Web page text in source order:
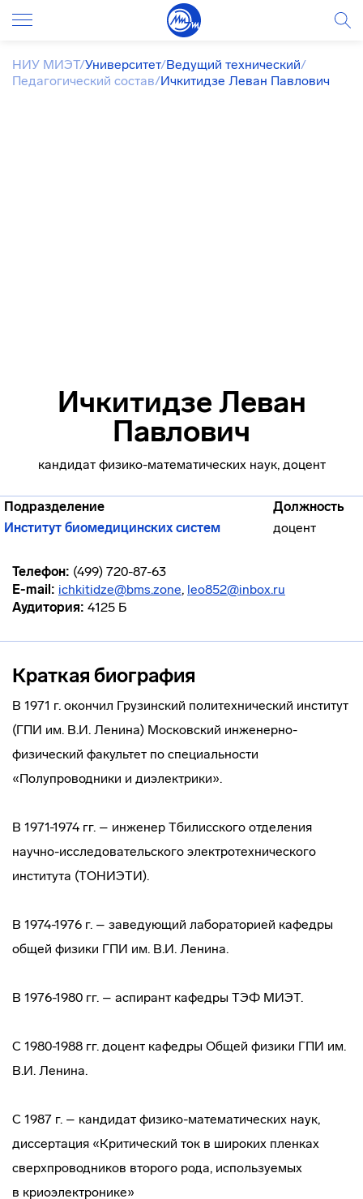
НИУ МИЭТ/Университет/Ведущий технический/
Педагогический состав/Ичкитидзе Леван Павлович
Ичкитидзе Леван
Павлович
кандидат физико-математических наук, доцент
Подразделение
Должность
Институт биомедицинских систем
доцент
Телефон: (499) 720-87-63
E-mail: ichkitidze@bms.zone, leo852@inbox.ru
Аудитория: 4125 Б
Краткая биография
В 1971 г. окончил Грузинский политехнический институт
(ГПИ им. В.И. Ленина) Московский инженерно-
физический факультет по специальности
«Полупроводники и диэлектрики».
В 1971-1974 гг. – инженер Тбилисского отделения
научно-исследовательского электротехнического
института (ТОНИЭТИ).
В 1974-1976 г. – заведующий лабораторией кафедры
общей физики ГПИ им. В.И. Ленина.
В 1976-1980 гг. – аспирант кафедры ТЭФ МИЭТ.
С 1980-1988 гг. доцент кафедры Общей физики ГПИ им.
В.И. Ленина.
С 1987 г. – кандидат физико-математических наук,
диссертация «Критический ток в широких пленках
сверхпроводников второго рода, используемых
в криоэлектронике»